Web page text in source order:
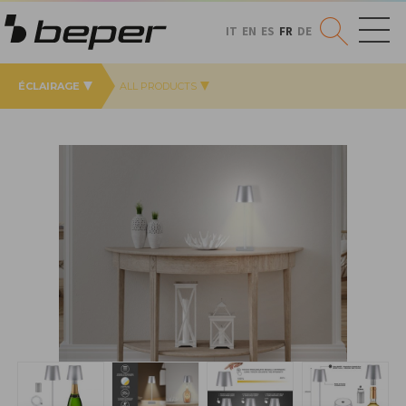
IT EN ES FR DE
ÉCLAIRAGE ALL PRODUCTS